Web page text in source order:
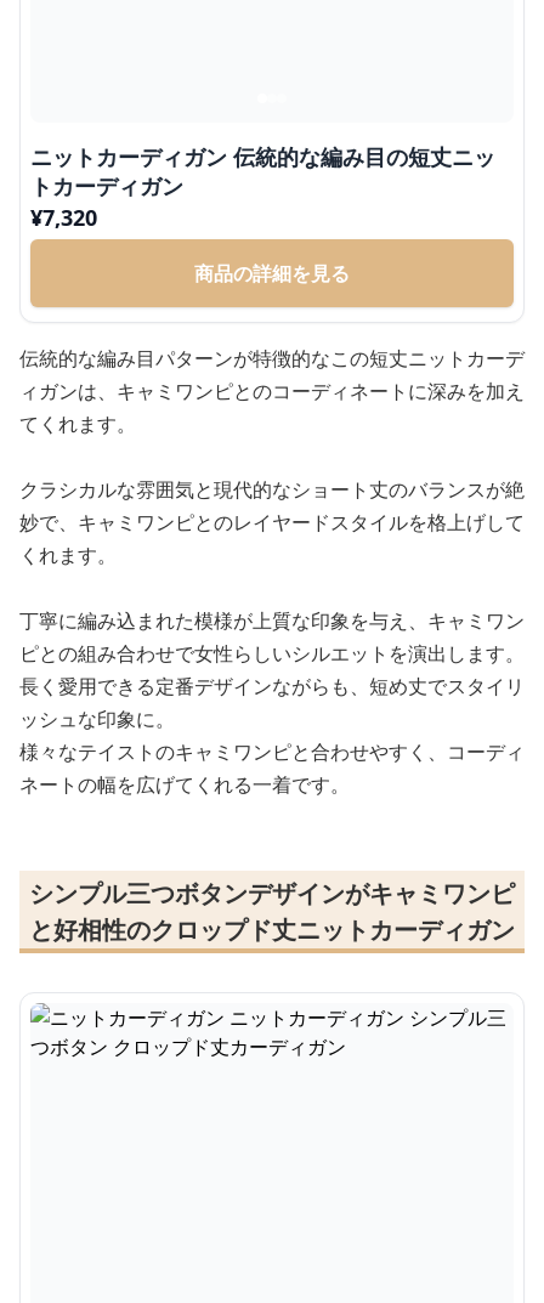
ニットカーディガン 伝統的な編み目の短丈ニッ
トカーディガン
¥7,320
商品の詳細を見る
伝統的な編み目パターンが特徴的なこの短丈ニットカーデ
ィガンは、キャミワンピとのコーディネートに深みを加え
てくれます。
クラシカルな雰囲気と現代的なショート丈のバランスが絶
妙で、キャミワンピとのレイヤードスタイルを格上げして
くれます。
丁寧に編み込まれた模様が上質な印象を与え、キャミワン
ピとの組み合わせで女性らしいシルエットを演出します。
長く愛用できる定番デザインながらも、短め丈でスタイリ
ッシュな印象に。
様々なテイストのキャミワンピと合わせやすく、コーディ
ネートの幅を広げてくれる一着です。
シンプル三つボタンデザインがキャミワンピ
と好相性のクロップド丈ニットカーディガン